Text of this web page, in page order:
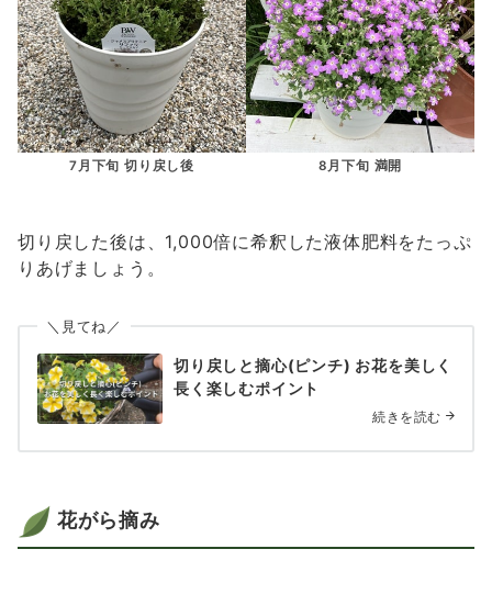
7月下旬 切り戻し後 8月下旬 満開
切り戻した後は、1,000倍に希釈した液体肥料をたっぷ
りあげましょう。
＼見てね／
切り戻しと摘心(ピンチ) お花を美しく
長く楽しむポイント
続きを読む
花がら摘み